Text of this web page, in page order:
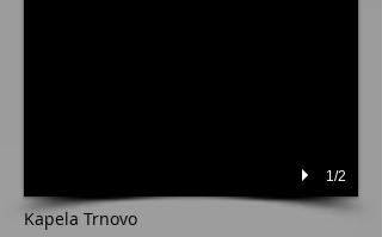
Kapela Trnovo
1/2